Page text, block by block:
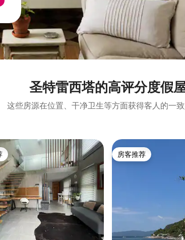
圣特雷西塔的高评分度假
这些房源在位置、干净卫生等方面获得客人的一致
推荐」 房客推荐
房客推荐